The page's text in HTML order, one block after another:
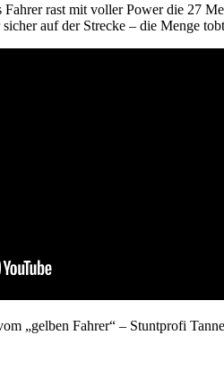
rast mit voller Power die 27
auf der Strecke – die Menge
„gelben Fahrer“ – Stuntprofi